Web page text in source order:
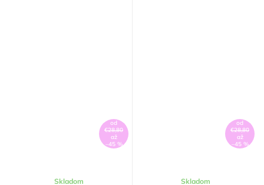
od
€28,80
až
–45 %
Skladom
od
€28,80
až
–45 %
Skladom